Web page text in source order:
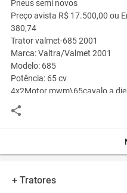
Pneus semi novos
Preço avista R$ 17.500,00 ou
380,74
Trator valmet-685 2001
Marca: Valtra/Valmet 2001
Modelo: 685
Potência: 65 cv
4x2Motor mwm\65cavalo a
Hidraulica direçãoConservado
Pintura mecanica boas5960 hs
Entrada de R$ 7.500,00 + 24 x
Você assume toda a
+ Tratores